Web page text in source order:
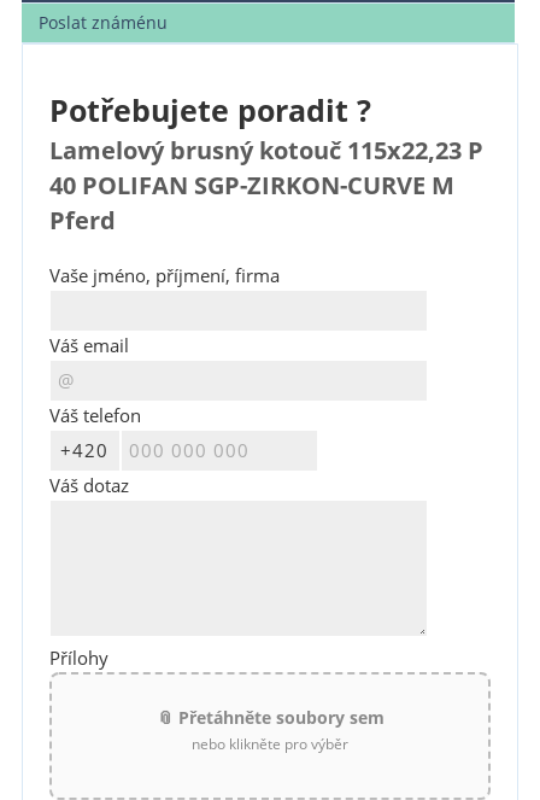
Poslat známénu
Potřebujete poradit ?
Lamelový brusný kotouč 115x22,23 P
40 POLIFAN SGP-ZIRKON-CURVE M
Pferd
Vaše jméno, příjmení, firma
Váš email
Váš telefon
Váš dotaz
Přílohy
📎 Přetáhněte soubory sem
nebo klikněte pro výběr